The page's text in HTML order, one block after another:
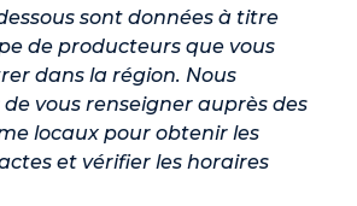
sont données à titre
de producteurs que vous
dans la région. Nous
vous renseigner auprès des
locaux pour obtenir les
et vérifier les horaires